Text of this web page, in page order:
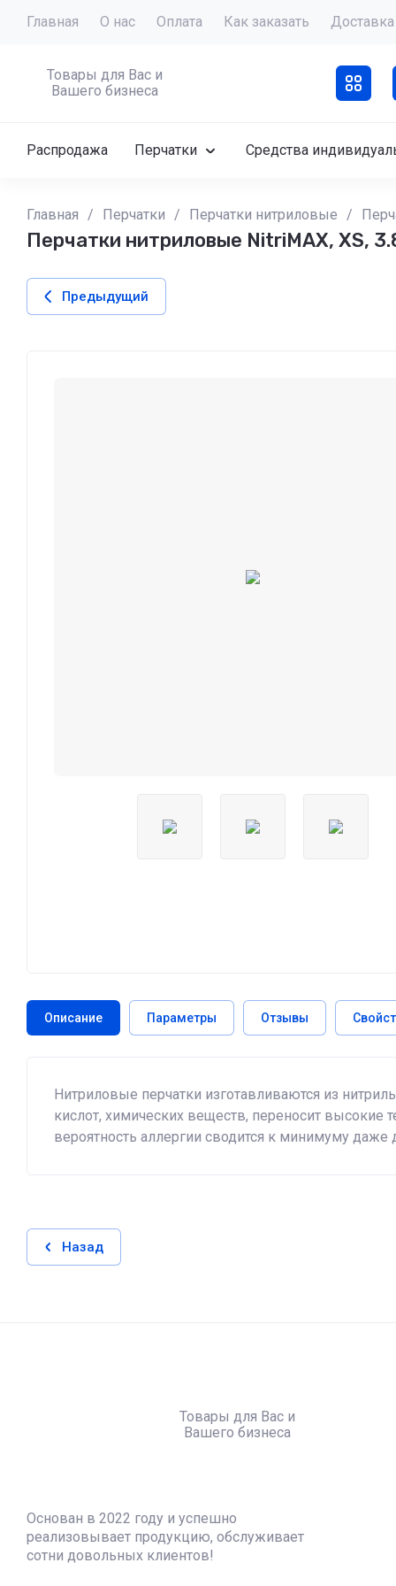
Главная О нас Оплата Как заказать Доставка
Товары для Вас и
Вашего бизнеса
Распродажа Перчатки Средства
Главная / Перчатки / Перчатки нитриловые /
Перчатки нитриловые NitriMAX, XS,
Предыдущий
Описание Параметры Отзывы
Нитриловые перчатки изготавливаются из
кислот, химических веществ, переносит высокие
вероятность аллергии сводится к минимуму даже
Назад
Товары для Вас и
Вашего бизнеса
Основан в 2022 году и успешно
реализовывает продукцию, обслуживает
сотни довольных клиентов!